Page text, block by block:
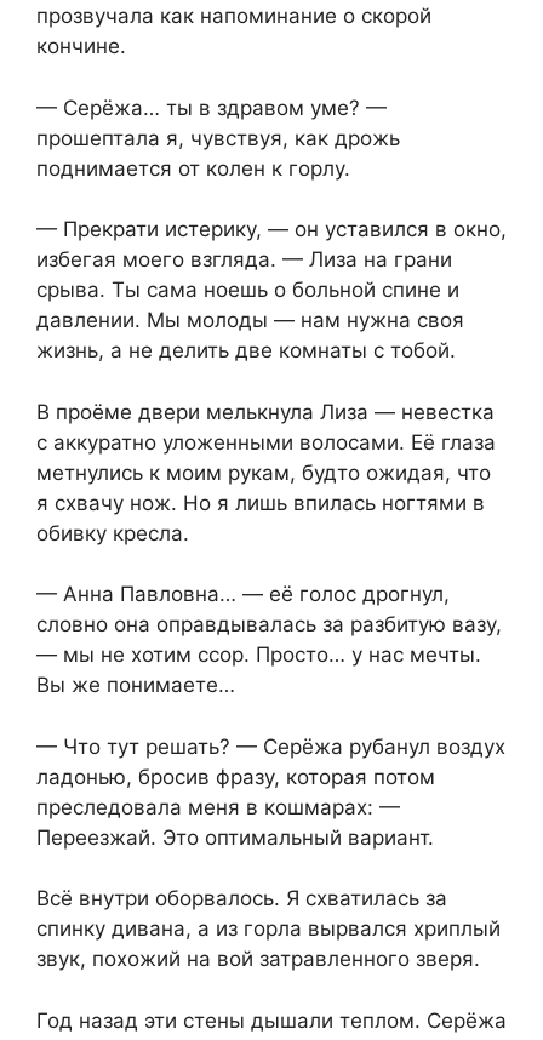
прозвучала как напоминание о скорой
кончине.
— Серёжа… ты в здравом уме? —
прошептала я, чувствуя, как дрожь
поднимается от колен к горлу.
— Прекрати истерику, — он уставился в окно,
избегая моего взгляда. — Лиза на грани
срыва. Ты сама ноешь о больной спине и
давлении. Мы молоды — нам нужна своя
жизнь, а не делить две комнаты с тобой.
В проёме двери мелькнула Лиза — невестка
с аккуратно уложенными волосами. Её глаза
метнулись к моим рукам, будто ожидая, что
я схвачу нож. Но я лишь впилась ногтями в
обивку кресла.
— Анна Павловна… — её голос дрогнул,
словно она оправдывалась за разбитую вазу,
— мы не хотим ссор. Просто… у нас мечты.
Вы же понимаете…
— Что тут решать? — Серёжа рубанул воздух
ладонью, бросив фразу, которая потом
преследовала меня в кошмарах: —
Переезжай. Это оптимальный вариант.
Всё внутри оборвалось. Я схватилась за
спинку дивана, а из горла вырвался хриплый
звук, похожий на вой затравленного зверя.
Год назад эти стены дышали теплом. Серёжа